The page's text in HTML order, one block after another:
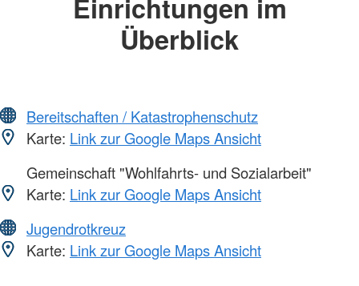
Überblick
Bereitschaften / Katastrophenschutz
Karte: Link zur Google Maps Ansicht
Gemeinschaft "Wohlfahrts- und Sozialarbeit"
Karte: Link zur Google Maps Ansicht
Jugendrotkreuz
Karte: Link zur Google Maps Ansicht